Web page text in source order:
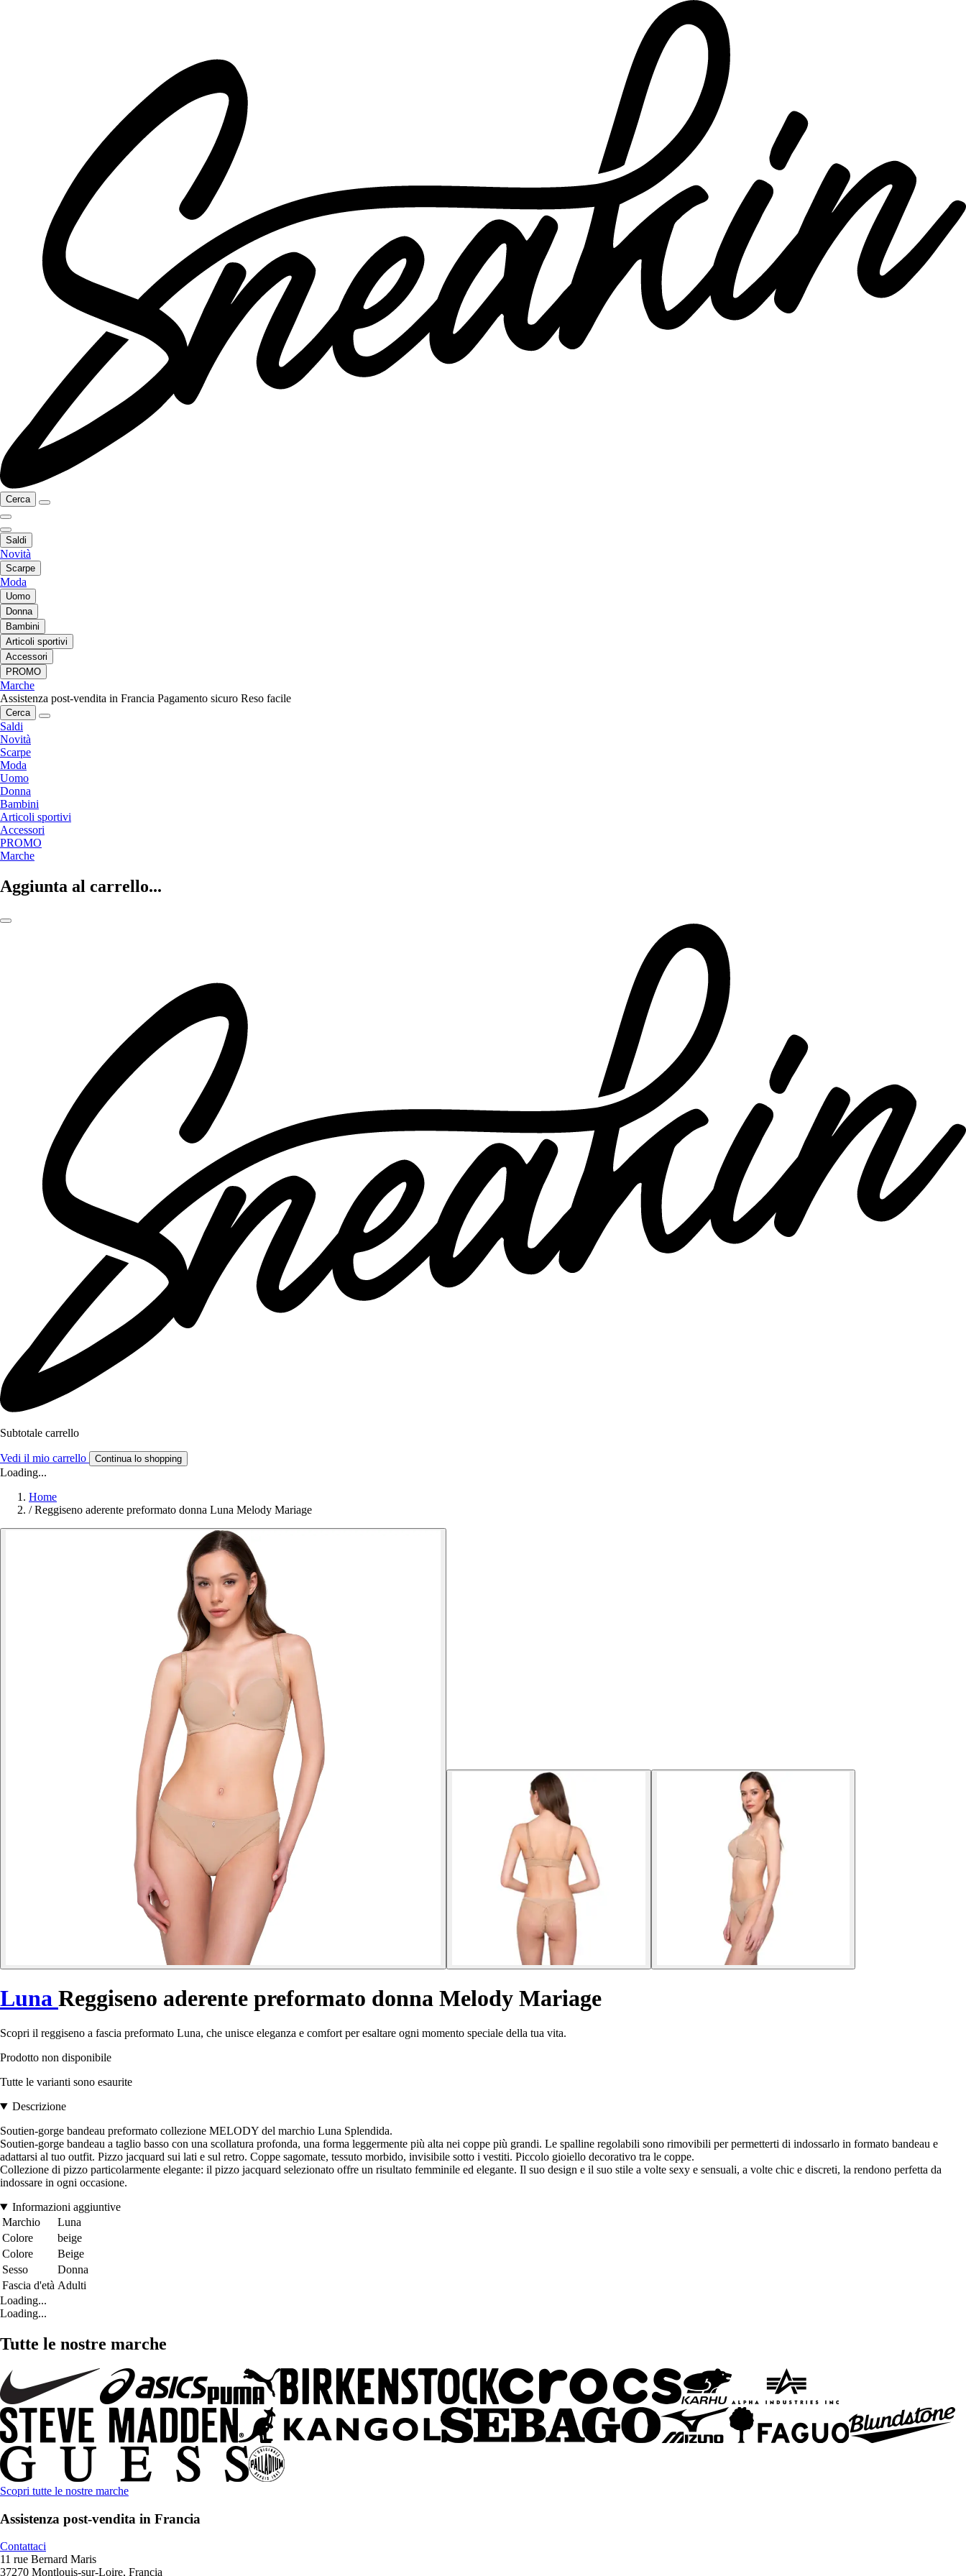
Cerca
Saldi
Novità
Scarpe
Moda
Uomo
Donna
Bambini
Articoli sportivi
Accessori
PROMO
Marche
Assistenza post-vendita in Francia Pagamento sicuro Reso facile
Cerca
Saldi
Novità
Scarpe
Moda
Uomo
Donna
Bambini
Articoli sportivi
Accessori
PROMO
Marche
Aggiunta al carrello...
Subtotale carrello
Vedi il mio carrello Continua lo shopping
Loading...
Home
/ Reggiseno aderente preformato donna Luna Melody Mariage
Luna Reggiseno aderente preformato donna Melody Mariage
Scopri il reggiseno a fascia preformato Luna, che unisce eleganza e comfort per esaltare ogni momento speciale della tua vita.
Prodotto non disponibile
Tutte le varianti sono esaurite
Descrizione
Soutien-gorge bandeau preformato collezione MELODY del marchio Luna Splendida.
Soutien-gorge bandeau a taglio basso con una scollatura profonda, una forma leggermente più alta nei coppe più grandi. Le spalline regolabili sono rimovibili per permetterti di indossarlo in formato bandeau e
adattarsi al tuo outfit. Pizzo jacquard sui lati e sul retro. Coppe sagomate, tessuto morbido, invisibile sotto i vestiti. Piccolo gioiello decorativo tra le coppe.
Collezione di pizzo particolarmente elegante: il pizzo jacquard selezionato offre un risultato femminile ed elegante. Il suo design e il suo stile a volte sexy e sensuali, a volte chic e discreti, la rendono perfetta da
indossare in ogni occasione.
Informazioni aggiuntive
Marchio
Luna
Colore
beige
Colore
Beige
Sesso
Donna
Fascia d'età Adulti
Loading...
Loading...
Tutte le nostre marche
Scopri tutte le nostre marche
Assistenza post-vendita in Francia
Contattaci
11 rue Bernard Maris
37270 Montlouis-sur-Loire, Francia